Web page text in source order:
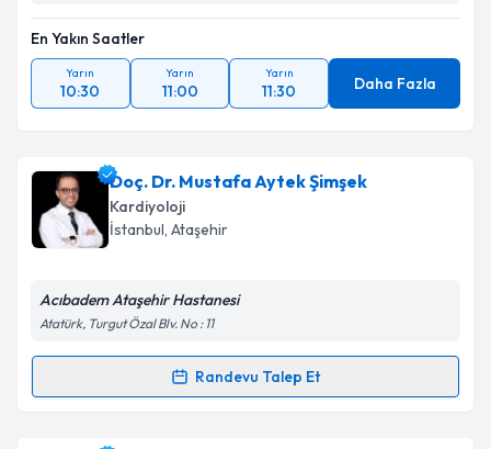
Takvim Talebini Gönder
En Yakın Saatler
Yarın
10:30
Yarın
11:00
Yarın
11:30 Daha Fazla
Doç. Dr. Mustafa Aytek Şimşek
Kardiyoloji
İstanbul, Ataşehir
Acıbadem Ataşehir Hastanesi
Atatürk, Turgut Özal Blv. No : 11
Randevu Talep Et
Randevu Takvimi Talebi